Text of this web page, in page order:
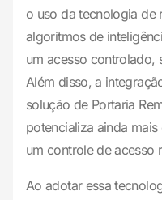
o uso da tecnologia de
algoritmos de
um acesso controlado,
Além disso, a
solução de Portaria
potencializa ainda
um controle de acesso
Ao adotar essa